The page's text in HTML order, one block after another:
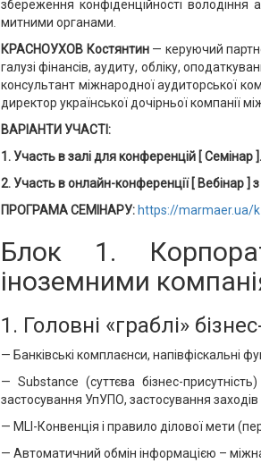
збереження конфіденційності
митними органами.
КРАСНОУХОВ Костянтин— керуючий
галузі фінансів, аудиту, обліку,
консультант міжнародної аудиторської
директор української дочірньої компанії
ВАРІАНТИ УЧАСТІ:
1. Участь в залі для конференцій [ Семінар ].
2. Участь в онлайн-конференції [ Вебінар ]
ПРОГРАМА СЕМІНАРУ: https://marmaer.ua/
Блок 1.
іноземними
1. Головні «граблі»
— Банківські комплаєнси, напівфіскальні
— Substance (суттєва бізнес-
застосування УпУПО, застосування
— MLI-Конвенція і правило ділової мети
— Автоматичний обмін інформацією –